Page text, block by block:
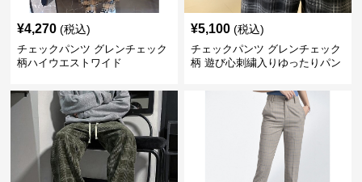
¥4,270 (税込)
チェックパンツ グレンチェック
柄ハイウエストワイド
¥5,100 (税込)
チェックパンツ グレンチェック
柄 遊び心刺繍入りゆったりパン